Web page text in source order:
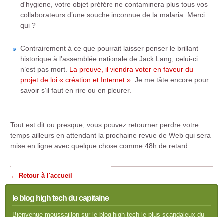
d'hygiene, votre objet préféré ne contaminera plus tous vos
collaborateurs d’une souche inconnue de la malaria. Merci
qui ?
Contrairement à ce que pourrait laisser penser le brillant
historique à l’assemblée nationale de Jack Lang, celui-ci
n’est pas mort. La preuve, il viendra voter en faveur du
projet de loi « création et Internet » . Je me tâte encore pour
savoir s’il faut en rire ou en pleurer.
Tout est dit ou presque, vous pouvez retourner perdre votre
temps ailleurs en attendant la prochaine revue de Web qui sera
mise en ligne avec quelque chose comme 48h de retard.
← Retour à l'accueil
le blog high tech du capitaine
Bienvenue moussaillon sur le blog high tech le plus scandaleux du